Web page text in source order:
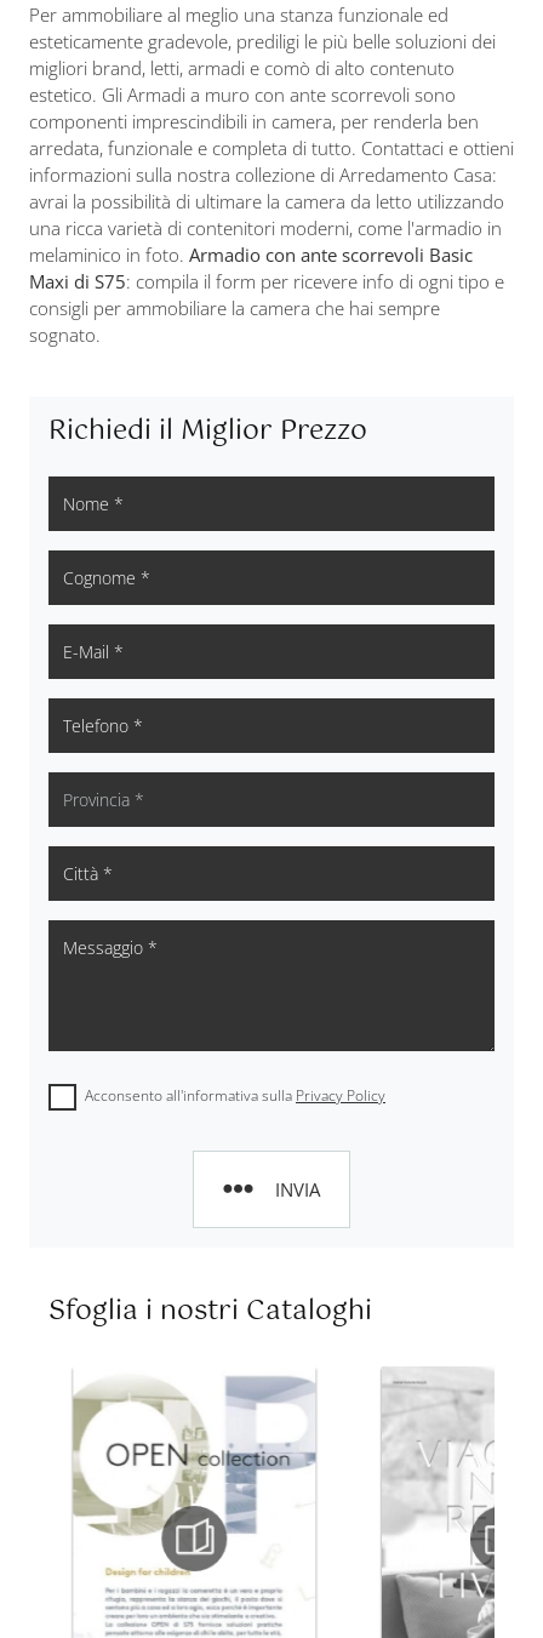
Per ammobiliare al meglio una stanza funzionale ed
esteticamente gradevole, prediligi le più belle soluzioni dei
migliori brand, letti, armadi e comò di alto contenuto
estetico. Gli Armadi a muro con ante scorrevoli sono
componenti imprescindibili in camera, per renderla ben
arredata, funzionale e completa di tutto. Contattaci e ottieni
informazioni sulla nostra collezione di Arredamento Casa:
avrai la possibilità di ultimare la camera da letto utilizzando
una ricca varietà di contenitori moderni, come l'armadio in
melaminico in foto. Armadio con ante scorrevoli Basic
Maxi di S75: compila il form per ricevere info di ogni tipo e
consigli per ammobiliare la camera che hai sempre
sognato.
Richiedi il Miglior Prezzo
Acconsento all'informativa sulla Privacy Policy
INVIA
Sfoglia i nostri Cataloghi